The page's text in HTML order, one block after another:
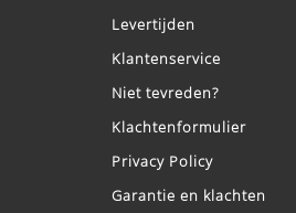
Levertijden
Klantenservice
Niet tevreden?
Klachtenformulier
Privacy Policy
Garantie en klachten